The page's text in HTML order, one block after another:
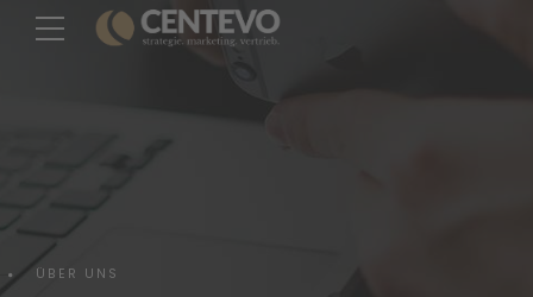
ÜBER UNS